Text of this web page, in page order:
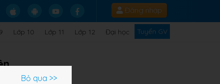
Đăng nhập
Lớp 10 Lớp 11 Lớp 12 Đại học Tuyển GV
Bỏ qua >>